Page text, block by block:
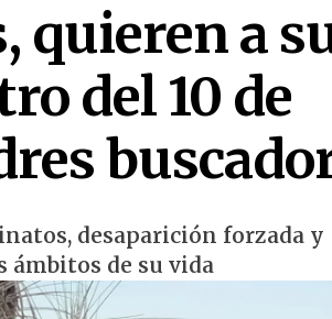
quieren a
del 10 de
desaparición forzada y
ámbitos de su vida